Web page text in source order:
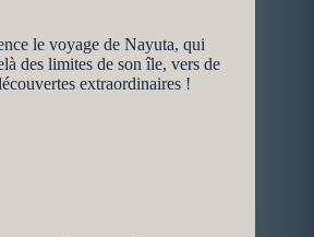
le voyage de Nayuta, qui
des limites de son île, vers de
extraordinaires !